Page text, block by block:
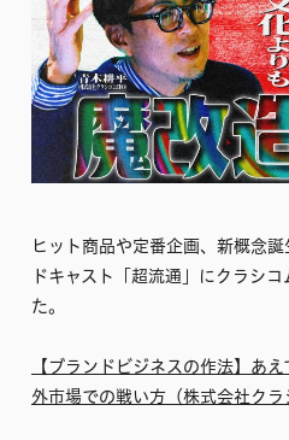
ヒット商品や定番企画、新概念
ドキャスト「超流通」にクラシ
た。
【ブランドビジネスの作法】あ
外市場での戦い方（株式会社クラ